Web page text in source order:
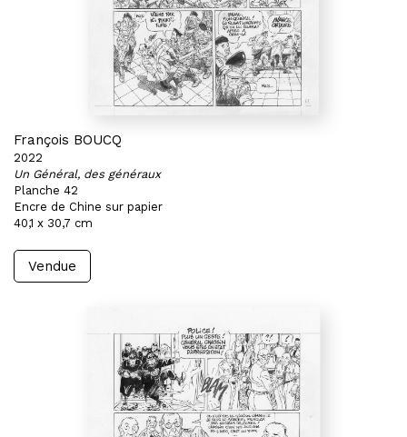
François BOUCQ
2022
Un Général, des généraux
Planche 42
Encre de Chine sur papier
40,1 x 30,7 cm
Vendue